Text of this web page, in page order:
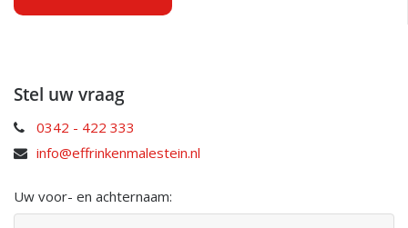
Stel uw vraag
0342 - 422 333
info@effrinkenmalestein.nl
Uw voor- en achternaam: